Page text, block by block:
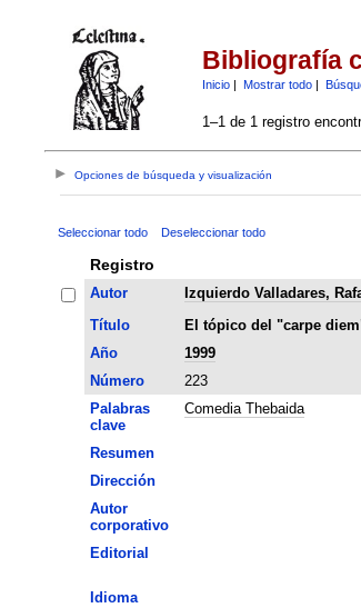
Bibliografía
Inicio| Mostrar todo|
1–1 de 1 registro
Opciones de búsqueda y visualización
Seleccionar todo Deseleccionar todo
Registro
Autor
Izquierdo Valladares,
Título
El tópico del "carpe
Año
1999
Número
223
Palabras
clave
Comedia Thebaida
Resumen
Dirección
Autor
corporativo
Editorial
Idioma